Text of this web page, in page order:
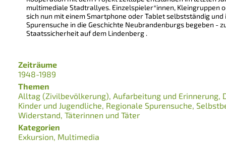
multimediale Stadtrallyes. Einzelspieler*innen, Kleingruppen
sich nun mit einem Smartphone oder Tablet selbstständig
Spurensuche in die Geschichte Neubrandenburgs begeben -
Staatssicherheit auf dem Lindenberg .
Zeiträume
1948-1989
Themen
Alltag (Zivilbevölkerung) Aufarbeitung und Erinnerung
Kinder und Jugendliche Regionale Spurensuche
Widerstand Täterinnen und Täter
Kategorien
Exkursion Multimedia